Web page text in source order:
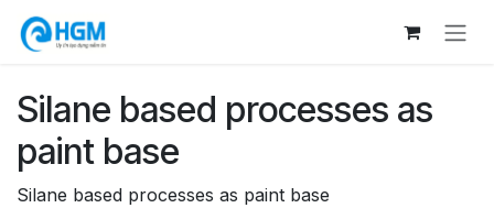
Bỏ qua để đến Nội dung
Silane based processes as
paint base
Silane based processes as paint base